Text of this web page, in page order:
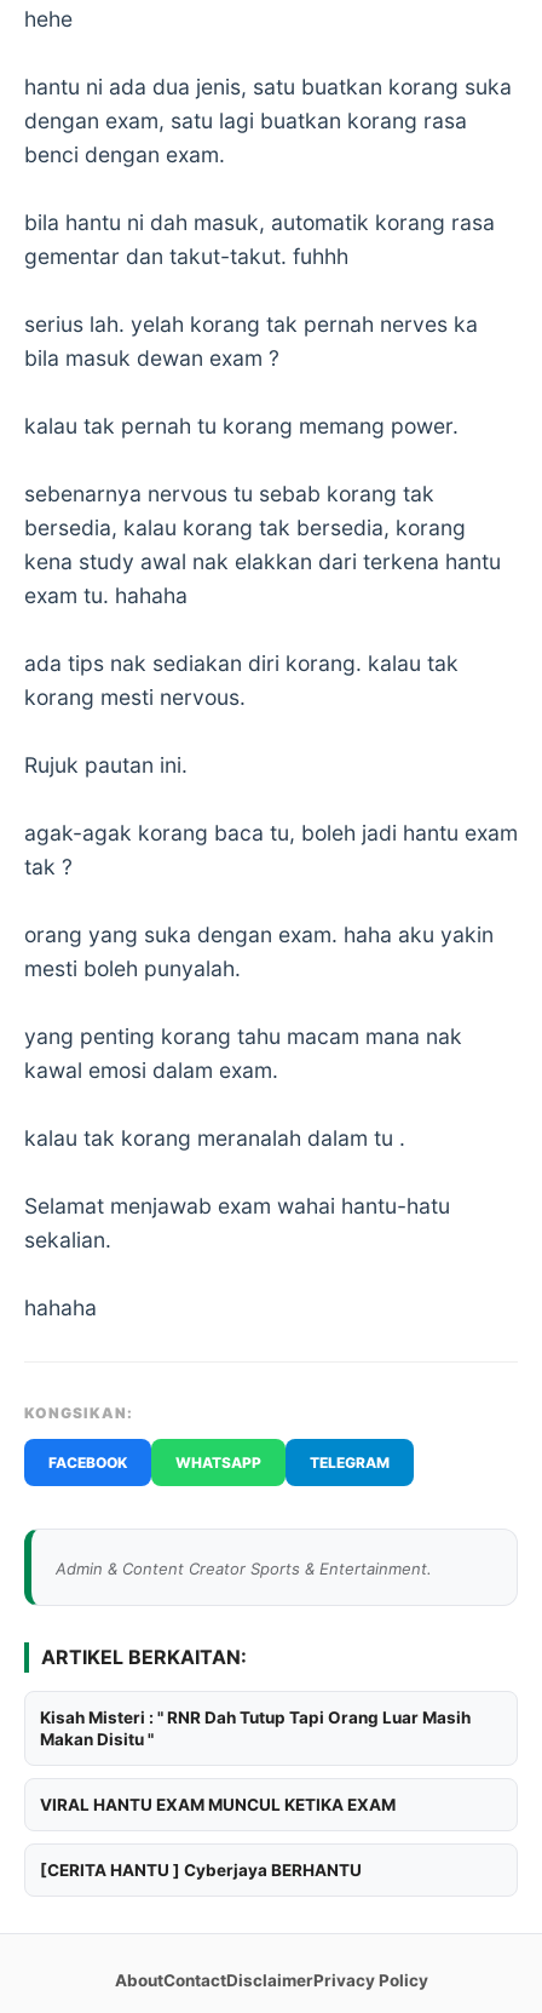
hehe
hantu ni ada dua jenis, satu buatkan korang suka
dengan exam, satu lagi buatkan korang rasa
benci dengan exam.
bila hantu ni dah masuk, automatik korang rasa
gementar dan takut-takut. fuhhh
serius lah. yelah korang tak pernah nerves ka
bila masuk dewan exam ?
kalau tak pernah tu korang memang power.
sebenarnya nervous tu sebab korang tak
bersedia, kalau korang tak bersedia, korang
kena study awal nak elakkan dari terkena hantu
exam tu. hahaha
ada tips nak sediakan diri korang. kalau tak
korang mesti nervous.
Rujuk pautan ini.
agak-agak korang baca tu, boleh jadi hantu exam
tak ?
orang yang suka dengan exam. haha aku yakin
mesti boleh punyalah.
yang penting korang tahu macam mana nak
kawal emosi dalam exam.
kalau tak korang meranalah dalam tu .
Selamat menjawab exam wahai hantu-hatu
sekalian.
hahaha
KONGSIKAN:
FACEBOOK WHATSAPP TELEGRAM
Admin & Content Creator Sports & Entertainment.
ARTIKEL BERKAITAN:
Kisah Misteri : " RNR Dah Tutup Tapi Orang Luar Masih
Makan Disitu "
VIRAL HANTU EXAM MUNCUL KETIKA EXAM
[CERITA HANTU ] Cyberjaya BERHANTU
AboutContactDisclaimerPrivacy Policy